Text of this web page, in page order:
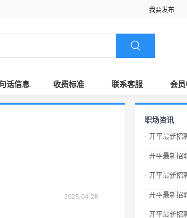
我要发布
话信息 收费标准 联系客服 会
2025.04.28
职场资讯
· 开平最新招
· 开平最新招
· 开平最新招
· 开平最新招
· 开平最新招